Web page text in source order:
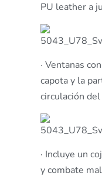
PU leather a
· Ventanas
capota y la
circulación
· Incluye un
y combate